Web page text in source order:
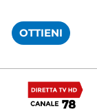
OTTIENI